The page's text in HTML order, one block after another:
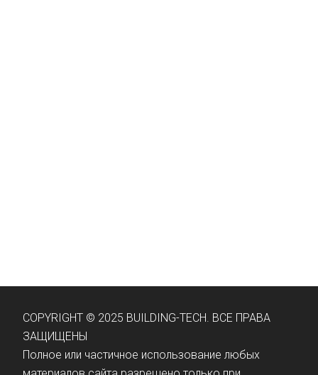
COPYRIGHT © 2025 BUILDING-TECH. ВСЕ ПРАВА
ЗАЩИЩЕНЫ
Полное или частичное использование любых